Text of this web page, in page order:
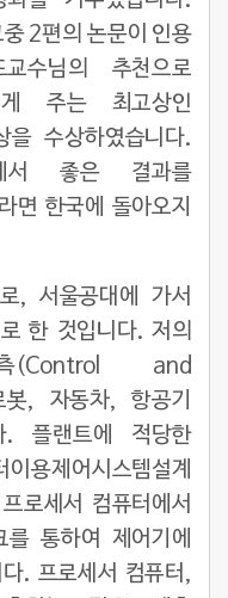
2편의 논문이 인용
수님의 추천으로
게 주는 최고상인
을 수상하였습니다.
서 좋은 결과를
면 한국에 돌아오지
, 서울공대에 가서
한 것입니다. 저의
(Control and
, 자동차, 항공기
플랜트에 적당한
용제어시스템설계
로세서 컴퓨터에서
통하여 제어기에
. 프로세서 컴퓨터,